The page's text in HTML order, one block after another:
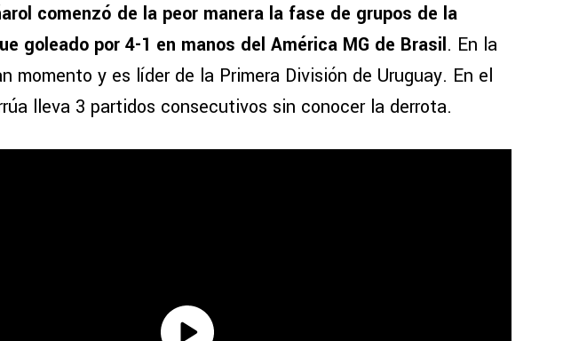
comenzó de la peor manera la fase de grupos de la
goleado por 4-1 en manos del América MG de Brasil. En la
momento y es líder de la Primera División de Uruguay. En el
lleva 3 partidos consecutivos sin conocer la derrota.